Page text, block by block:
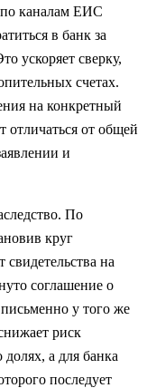
по каналам ЕИС
в банк за
ускоряет сверку,
счетах.
на конкретный
отличаться от общей
и
По
круг
на
соглашение о
у того же
риск
долях, а для банка
последует